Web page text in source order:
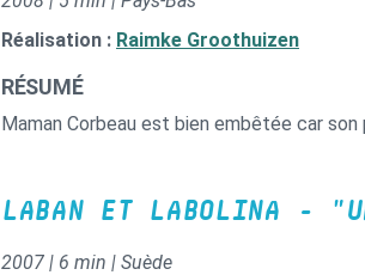
Réalisation : Raimke Groothuizen
RÉSUMÉ
Maman Corbeau est bien embêtée car
LABAN ET LABOLINA -
2007 | 6 min | Suède